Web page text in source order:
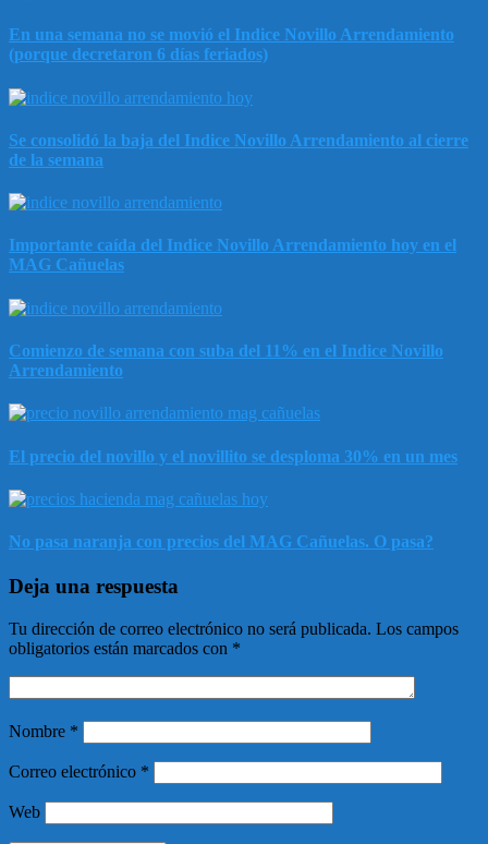
En una semana no se movió el Indice Novillo Arrendamiento
(porque decretaron 6 días feriados)
Se consolidó la baja del Indice Novillo Arrendamiento al cierre
de la semana
Importante caída del Indice Novillo Arrendamiento hoy en el
MAG Cañuelas
Comienzo de semana con suba del 11% en el Indice Novillo
Arrendamiento
El precio del novillo y el novillito se desploma 30% en un mes
No pasa naranja con precios del MAG Cañuelas. O pasa?
Deja una respuesta
Tu dirección de correo electrónico no será publicada. Los campos
obligatorios están marcados con *
Nombre *
Correo electrónico *
Web